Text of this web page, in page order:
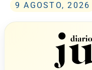
9 AGOSTO, 2026